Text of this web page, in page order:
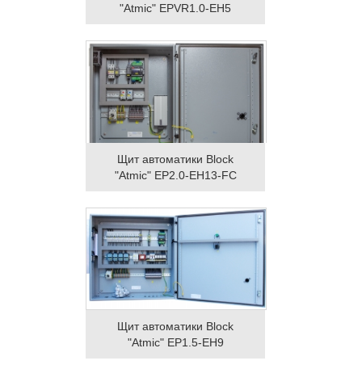
"Atmic" EPVR1.0-EH5
Щит автоматики Block
"Atmic" EP2.0-EH13-FC
Щит автоматики Block
"Atmic" EP1.5-EH9